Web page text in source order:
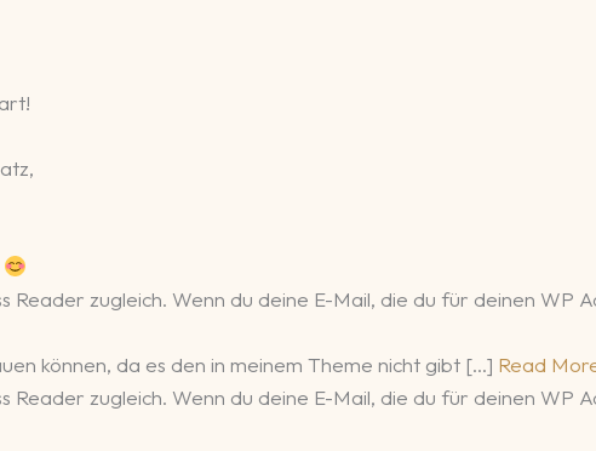
Reader zugleich. Wenn du deine E-Mail, die du für deinen WP
können, da es den in meinem Theme nicht gibt […] Read
Reader zugleich. Wenn du deine E-Mail, die du für deinen WP